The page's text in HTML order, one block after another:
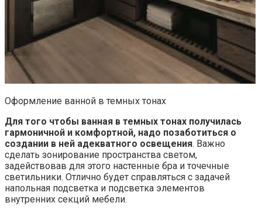
Оформление ванной в темных тонах
Для того чтобы ванная в темных тонах получилась
гармоничной и комфортной, надо позаботиться о
создании в ней адекватного освещения. Важно
сделать зонирование пространства светом,
задействовав для этого настенные бра и точечные
светильники. Отлично будет справляться с задачей
напольная подсветка и подсветка элементов
внутренних секций мебели.